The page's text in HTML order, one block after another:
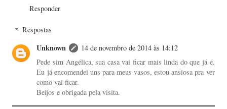
Responder
Respostas
Unknown
14 de novembro de 2014 às 14:12
Pede sim Angélica, sua casa vai ficar mais linda do que já é.
Eu já encomendei uns para meus vasos, estou ansiosa pra ver
como vai ficar.
Beijos e obrigada pela visita.